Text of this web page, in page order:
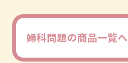
婦科問題の商品一覧へ